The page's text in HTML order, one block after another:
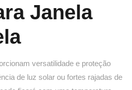
Janela
versatilidade e proteção
de luz solar ou fortes rajadas de